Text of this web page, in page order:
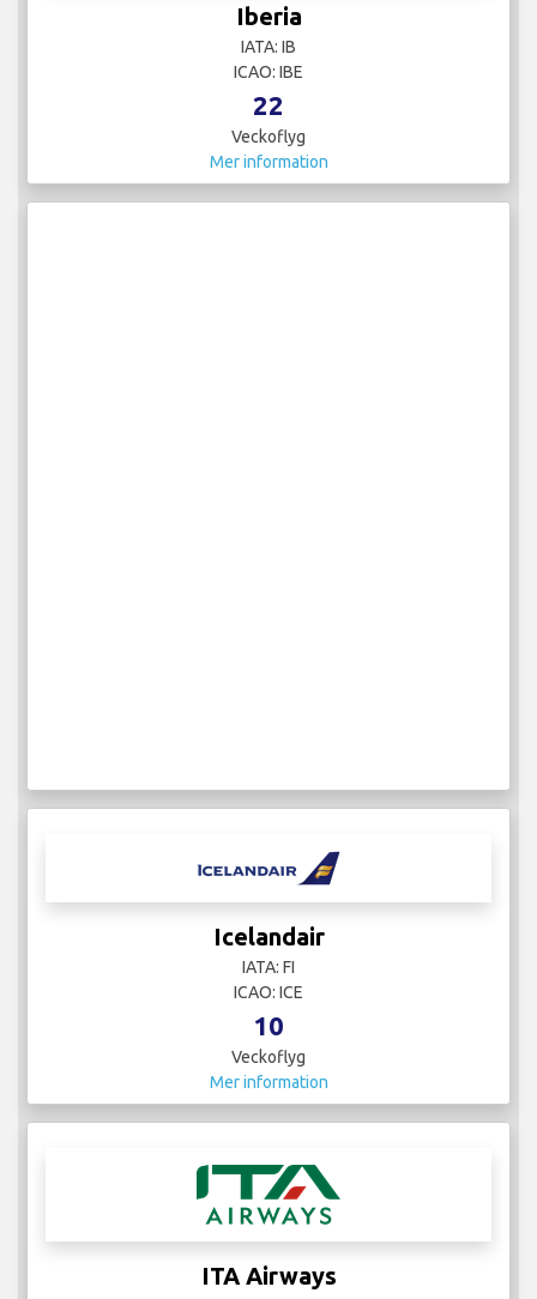
Iberia
IATA: IB
ICAO: IBE
22
Veckoflyg
Mer information
Icelandair
IATA: FI
ICAO: ICE
10
Veckoflyg
Mer information
ITA Airways